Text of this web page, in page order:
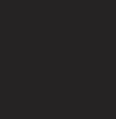
，健康維持有
粒常依不同
蜜蜂集成小